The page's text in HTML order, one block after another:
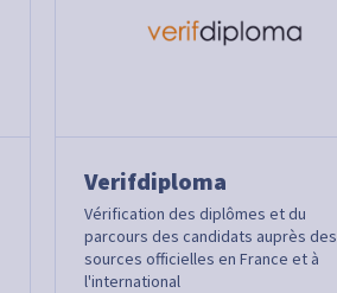
Verifdiploma
Vérification des diplômes et du
parcours des candidats auprès des
sources officielles en France et à
l'international